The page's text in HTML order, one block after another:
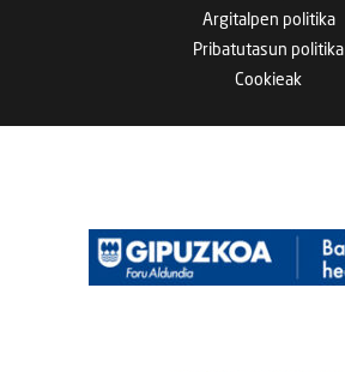
Argitalpen politika
Pribatutasun politika
Cookieak